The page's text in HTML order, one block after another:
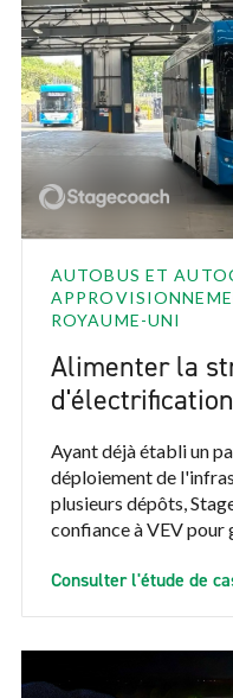
AUTOBUS ET
ROYAUME-UNI
Alimenter la
Ayant déjà établi un
déploiement de
plusieurs dépôts,
confiance à VEV
améliorer le contrôle
opérationnelle.
Consulter l'étude de